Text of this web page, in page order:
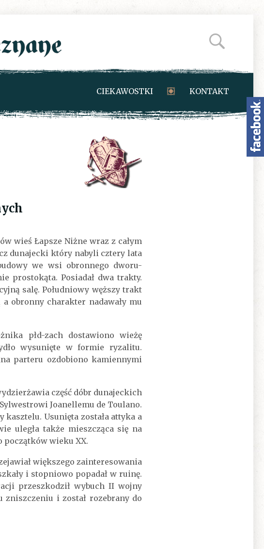
CIEKAWOSTKI KONTAKT
wieś Łapsze Niżne wraz z całym
dunajecki który nabyli cztery lata
we wsi obronnego dworu-
prostokąta. Posiadał dwa trakty.
salę. Południowy węższy trakt
obronny charakter nadawały mu
płd-zach dostawiono wieżę
wysunięte w formie ryzalitu.
parteru ozdobiono kamiennymi
część dóbr dunajeckich
Joanellemu de Toulano.
kasztelu. Usunięta została attyka a
uległa także mieszcząca się na
początków wieku XX.
większego zainteresowania
i stopniowo popadał w ruinę.
przeszkodził wybuch II wojny
zniszczeniu i został rozebrany do